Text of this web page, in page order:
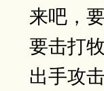
来吧，
要击打
出手攻